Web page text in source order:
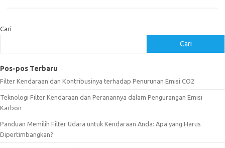
Cari
Cari
Pos-pos Terbaru
Filter Kendaraan dan Kontribusinya terhadap Penurunan Emisi CO2
Teknologi Filter Kendaraan dan Peranannya dalam Pengurangan Emisi
Karbon
Panduan Memilih Filter Udara untuk Kendaraan Anda: Apa yang Harus
Dipertimbangkan?